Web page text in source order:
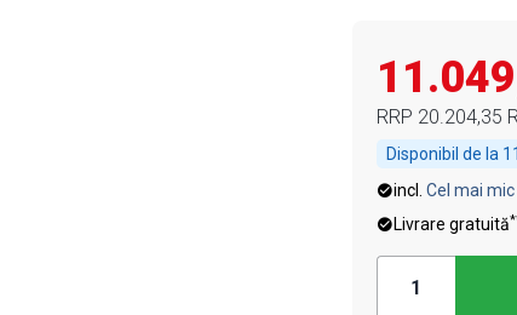
RRP 20.204,35
Disponibil de la
incl. Cel mai
Livrare gratuită